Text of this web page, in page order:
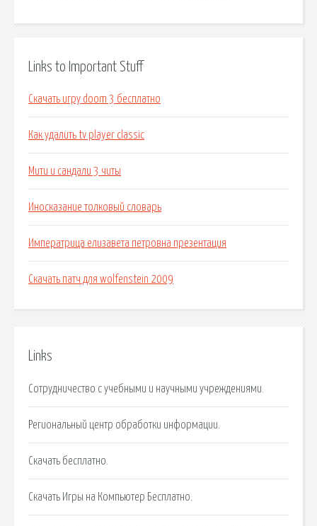
Links to Important Stuff
Скачать игру doom 3 бесплатно
Как удалить tv player classic
Мити и сандали 3 читы
Иносказание толковый словарь
Императрица елизавета петровна презентация
Скачать патч для wolfenstein 2009
Links
Сотрудничество с учебными и научными учреждениями.
Региональный центр обработки информации.
Скачать бесплатно.
Скачать Игры на Компьютер Бесплатно.